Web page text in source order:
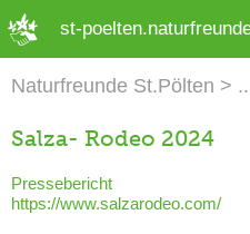
st-
Naturfreunde St.Pölten
Salza- Rodeo 2024
Pressebericht
https://www.salzarodeo.com/